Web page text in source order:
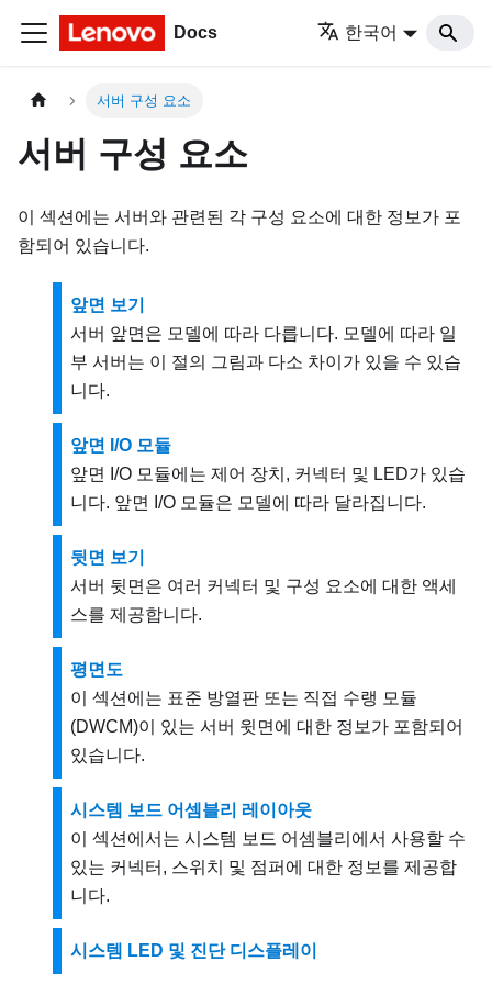
Docs 한국어
서버 구성 요소
서버 구성 요소
이 섹션에는 서버와 관련된 각 구성 요소에 대한 정보가 포
함되어 있습니다.
앞면 보기
서버 앞면은 모델에 따라 다릅니다. 모델에 따라 일
부 서버는 이 절의 그림과 다소 차이가 있을 수 있습
니다.
앞면 I/O 모듈
앞면 I/O 모듈에는 제어 장치, 커넥터 및 LED가 있습
니다. 앞면 I/O 모듈은 모델에 따라 달라집니다.
뒷면 보기
서버 뒷면은 여러 커넥터 및 구성 요소에 대한 액세
스를 제공합니다.
평면도
이 섹션에는 표준 방열판 또는 직접 수랭 모듈
(DWCM)이 있는 서버 윗면에 대한 정보가 포함되어
있습니다.
시스템 보드 어셈블리 레이아웃
이 섹션에서는 시스템 보드 어셈블리에서 사용할 수
있는 커넥터, 스위치 및 점퍼에 대한 정보를 제공합
니다.
시스템 LED 및 진단 디스플레이